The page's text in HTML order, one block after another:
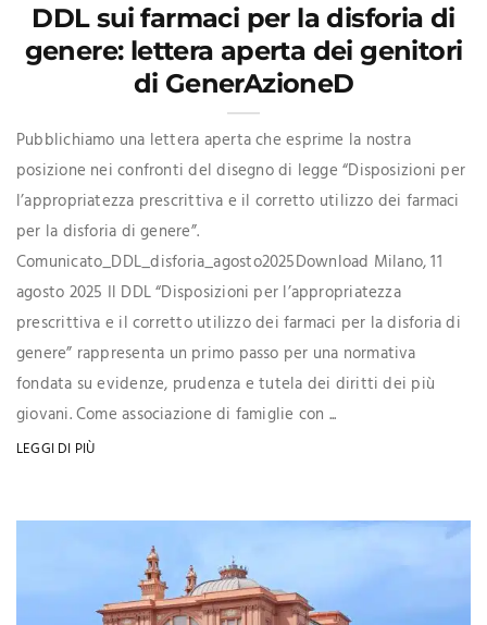
DDL sui farmaci per la disforia di
genere: lettera aperta dei genitori
di GenerAzioneD
Pubblichiamo una lettera aperta che esprime la nostra
posizione nei confronti del disegno di legge “Disposizioni per
l’appropriatezza prescrittiva e il corretto utilizzo dei farmaci
per la disforia di genere”.
Comunicato_DDL_disforia_agosto2025Download Milano, 11
agosto 2025 Il DDL “Disposizioni per l’appropriatezza
prescrittiva e il corretto utilizzo dei farmaci per la disforia di
genere” rappresenta un primo passo per una normativa
fondata su evidenze, prudenza e tutela dei diritti dei più
giovani. Come associazione di famiglie con ...
LEGGI DI PIÙ